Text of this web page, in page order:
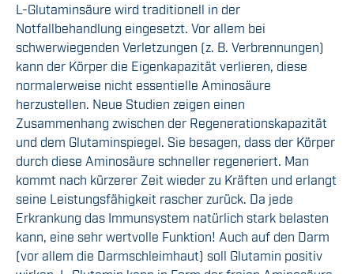
L-Glutaminsäure wird traditionell in der
Notfallbehandlung eingesetzt. Vor allem bei
schwerwiegenden Verletzungen (z. B. Verbrennungen)
kann der Körper die Eigenkapazität verlieren, diese
normalerweise nicht essentielle Aminosäure
herzustellen. Neue Studien zeigen einen
Zusammenhang zwischen der Regenerationskapazität
und dem Glutaminspiegel. Sie besagen, dass der Körper
durch diese Aminosäure schneller regeneriert. Man
kommt nach kürzerer Zeit wieder zu Kräften und erlangt
seine Leistungsfähigkeit rascher zurück. Da jede
Erkrankung das Immunsystem natürlich stark belasten
kann, eine sehr wertvolle Funktion! Auch auf den Darm
(vor allem die Darmschleimhaut) soll Glutamin positiv